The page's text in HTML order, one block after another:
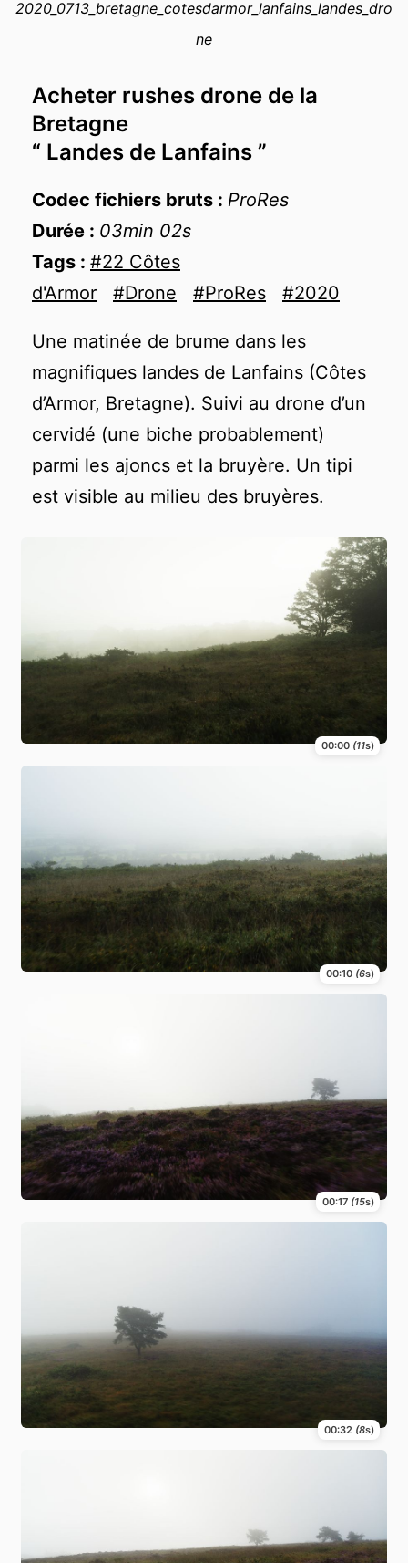
−
2020_0713_bretagne_cotesdarmor_lanfains_landes_dro
ne
Acheter rushes drone de la
Bretagne
“ Landes de Lanfains ”
Codec fichiers bruts : ProRes
Durée : 03min 02s
Tags : #22 Côtes
d'Armor
#Drone #ProRes #2020
Une matinée de brume dans les
magnifiques landes de Lanfains (Côtes
d’Armor, Bretagne). Suivi au drone d’un
cervidé (une biche probablement)
parmi les ajoncs et la bruyère. Un tipi
est visible au milieu des bruyères.
00:00 (11s)
00:10 (6s)
00:17 (15s)
00:32 (8s)